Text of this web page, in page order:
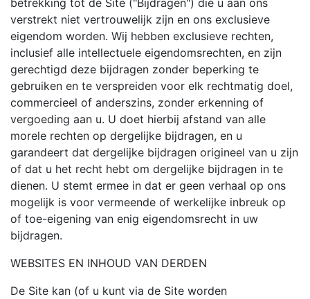
verstrekt niet vertrouwelijk zijn en ons exclusieve
eigendom worden. Wij hebben exclusieve rechten,
inclusief alle intellectuele eigendomsrechten, en zijn
gerechtigd deze bijdragen zonder beperking te
gebruiken en te verspreiden voor elk rechtmatig doel,
commercieel of anderszins, zonder erkenning of
vergoeding aan u. U doet hierbij afstand van alle
morele rechten op dergelijke bijdragen, en u
garandeert dat dergelijke bijdragen origineel van u zijn
of dat u het recht hebt om dergelijke bijdragen in te
dienen. U stemt ermee in dat er geen verhaal op ons
mogelijk is voor vermeende of werkelijke inbreuk op
of toe-eigening van enig eigendomsrecht in uw
bijdragen.
WEBSITES EN INHOUD VAN DERDEN
De Site kan (of u kunt via de Site worden